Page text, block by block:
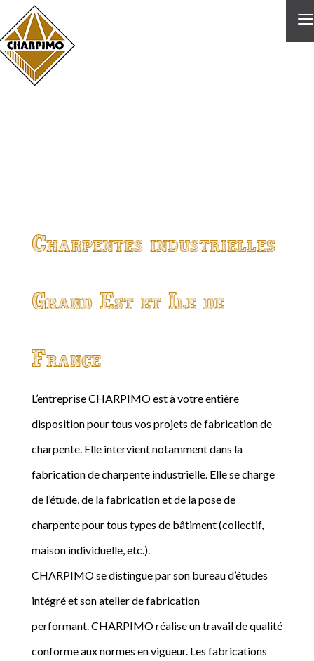
≡
Charpentes industrielles
Grand Est et Ile de
France
L’entreprise CHARPIMO est à votre entière
disposition pour tous vos projets de fabrication de
charpente. Elle intervient notamment dans la
fabrication de charpente industrielle. Elle se charge
de l’étude, de la fabrication et de la pose de
charpente pour tous types de bâtiment (collectif,
maison individuelle, etc.).
CHARPIMO se distingue par son bureau d’études
intégré et son atelier de fabrication
performant. CHARPIMO réalise un travail de qualité
conforme aux normes en vigueur. Les fabrications